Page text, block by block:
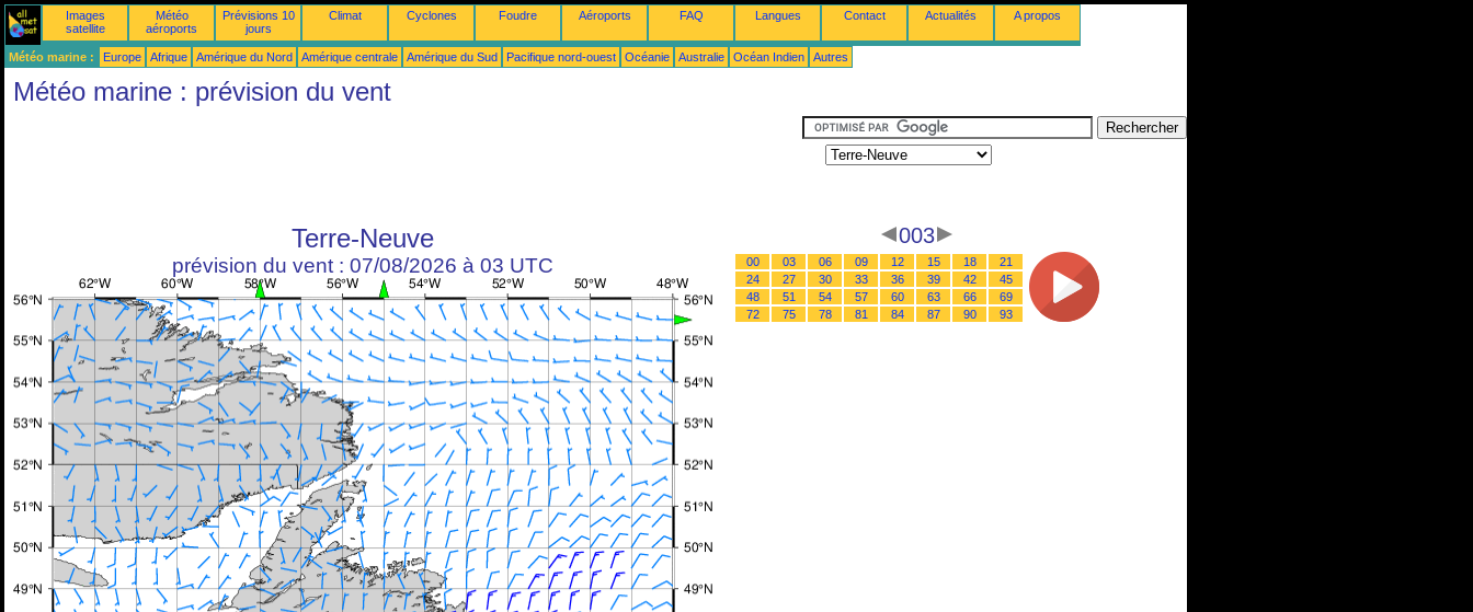
Images
satellite
Météo
aéroports
Prévisions 10
jours
Climat Cyclones Foudre Aéroports FAQ Langues Contact Actualités A propos
Météo marine : Europe Afrique Amérique du Nord Amérique centrale Amérique du Sud Pacifique nord-ouest Océanie Australie Océan Indien Autres
Météo marine : prévision du vent
Terre-Neuve
prévision du vent : 07/08/2026 à 03 UTC
003
00 03 06 09 12 15 18
21
24
27 30 33 36 39 42
45
48
51 54 57 60 63 66
69
72
75 78 81 84 87 90 93